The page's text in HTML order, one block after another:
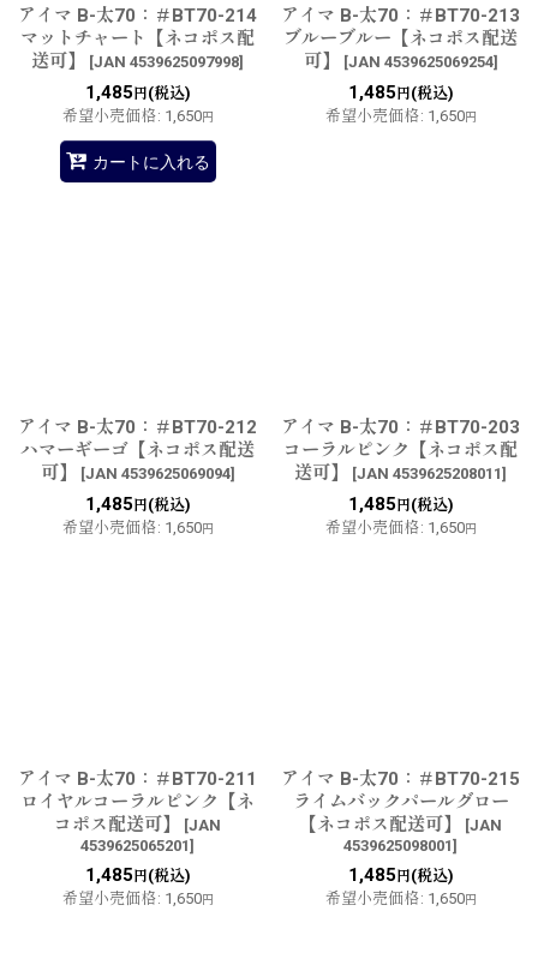
アイマ B-太70：＃BT70-214
マットチャート【ネコポス配
送可】
[JAN 4539625097998]
1,485 円(税込)
希望小売価格: 1,650円
カートに入れる
アイマ B-太70：＃BT70-213
ブルーブルー【ネコポス配送
可】
[JAN 4539625069254]
1,485 円(税込)
希望小売価格: 1,650円
アイマ B-太70：＃BT70-212
ハマーギーゴ【ネコポス配送
可】
[JAN 4539625069094]
1,485 円(税込)
希望小売価格: 1,650円
アイマ B-太70：＃BT70-203
コーラルピンク【ネコポス配
送可】
[JAN 4539625208011]
1,485 円(税込)
希望小売価格: 1,650円
アイマ B-太70：＃BT70-211
ロイヤルコーラルピンク【ネ
コポス配送可】
[JAN
4539625065201]
1,485 円(税込)
希望小売価格: 1,650円
アイマ B-太70：＃BT70-215
ライムバックパールグロー
【ネコポス配送可】
[JAN
4539625098001]
1,485 円(税込)
希望小売価格: 1,650円